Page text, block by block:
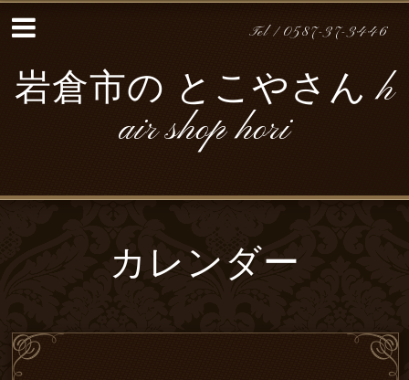
Tel / 0587-37-3446
岩倉市の とこやさん h
air shop hori
カレンダー